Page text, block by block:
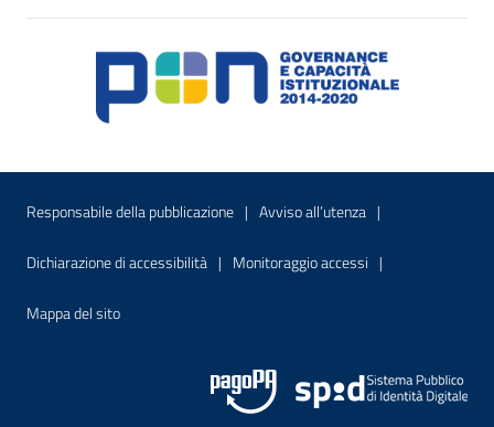
Menu di servizio
Responsabile della pubblicazione Sito interno - Apre in una nuova
Avviso all’utenza Sito interno -
Dichiarazione di accessibilità Sito interno - Apre in una nuova finestra
Monitoraggio accessi Sito interno -
Mappa del sitoSito interno - Apre nella stessa finestra